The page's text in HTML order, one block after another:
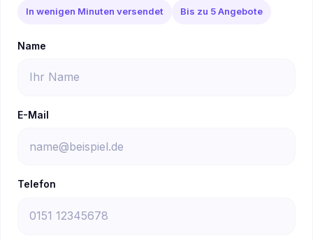
In wenigen Minuten versendet Bis zu 5 Angebote
Name
E-Mail
Telefon